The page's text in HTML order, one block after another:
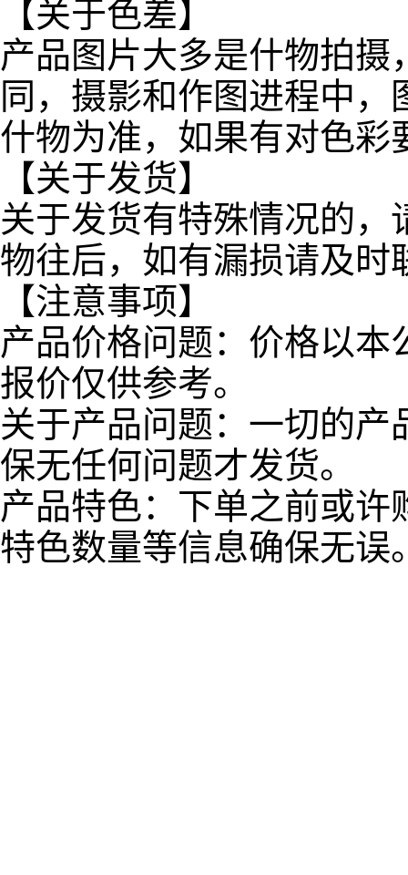
【关于色差】
产品图片大多是什物拍
同，摄影和作图进程中
什物为准，如果有对色彩
【关于发货】
关于发货有特殊情况的
物往后，如有漏损请及时
【注意事项】
产品价格问题：价格以
报价仅供参考。
关于产品问题：一切的
保无任何问题才发货。
产品特色：下单之前或
特色数量等信息确保无误